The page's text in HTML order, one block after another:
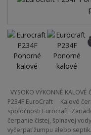
VYSOKO VÝKONNÉ
P234F EuroCraft Kalové
spoločnosti Eurocraft.
čerpanie čistej, špinavej
vyčerpať žumpu alebo